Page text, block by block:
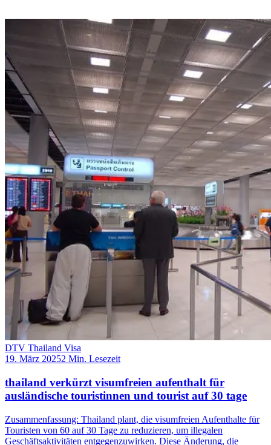
DTV Thailand Visa
19. März 20252 Min. Lesezeit
thailand verkürzt visumfreien aufenthalt für
ausländische touristinnen und tourist auf 30 tage
Zusammenfassung: Thailand plant, die visumfreien Aufenthalte für
Touristen von 60 auf 30 Tage zu reduzieren, um illegalen
Geschäftsaktivitäten entgegenzuwirken. Diese Änderung, die